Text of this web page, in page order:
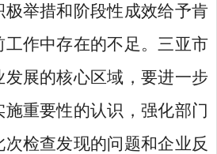
举措和阶段性成效给予肯
作中存在的不足。三亚市
展的核心区域，要进一步
重要性的认识，强化部门
检查发现的问题和企业反